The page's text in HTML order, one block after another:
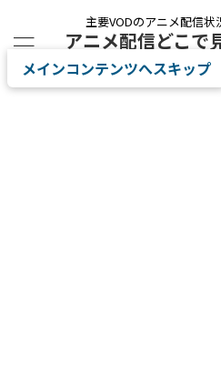
主要VODのアニメ配信状
アニメ配信どこで
メインコンテンツへスキップ